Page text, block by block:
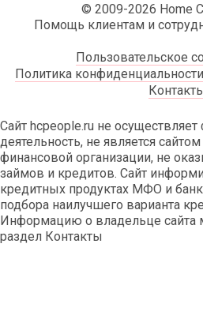
© 2009-2026 Home
Помощь клиентам и
Пользовательское
Политика конфиденциальности
Сайт hcpeople.ru не
деятельность, не является
финансовой организации, не
займов и кредитов. Сайт
кредитных продуктах МФО и
подбора наилучшего варианта
Информацию о владельце сайта
раздел Контакты